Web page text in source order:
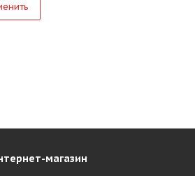
магазин